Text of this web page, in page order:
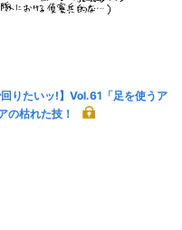
回りたいッ!】Vol.61「足を使うア
の枯れた技！